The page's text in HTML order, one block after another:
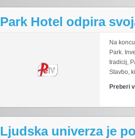
Park Hotel odpira
Na
Park.
tradicij,
Stavbo,
Preberi
Ljudska univerza je